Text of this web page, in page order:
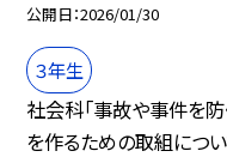
公開日 2026/01/30
３年生
社会科「事故や事件を
を作るための取組につ